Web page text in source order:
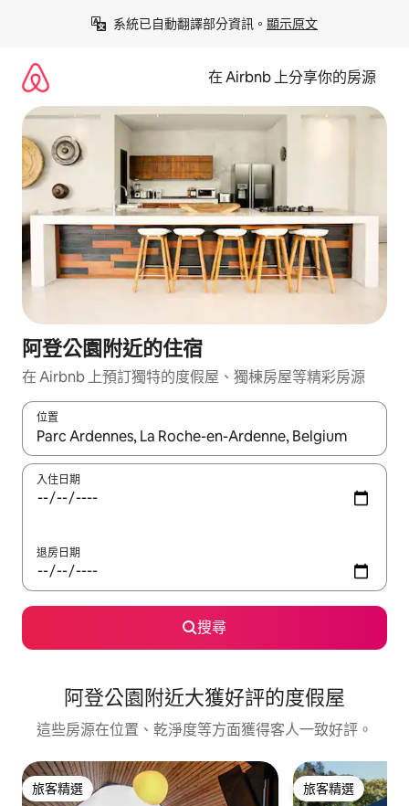
系統已自動翻譯部分資訊。 顯示原文
在 Airbnb 上分享你的房源
阿登公園附近的住宿
在 Airbnb 上預訂獨特的度假屋、獨棟房屋等精彩房源
位置
如有搜尋結果，瀏覽內容時請使用上下箭頭，或輕點、滑動裝置。
入住日期
退房日期
搜尋
阿登公園附近大獲好評的度假屋
這些房源在位置、乾淨度等方面獲得客人一致好評。
旅客精選
旅客精選 旅客精選
旅客精選